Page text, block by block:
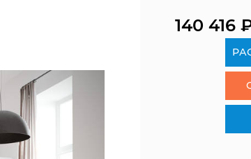
140 416